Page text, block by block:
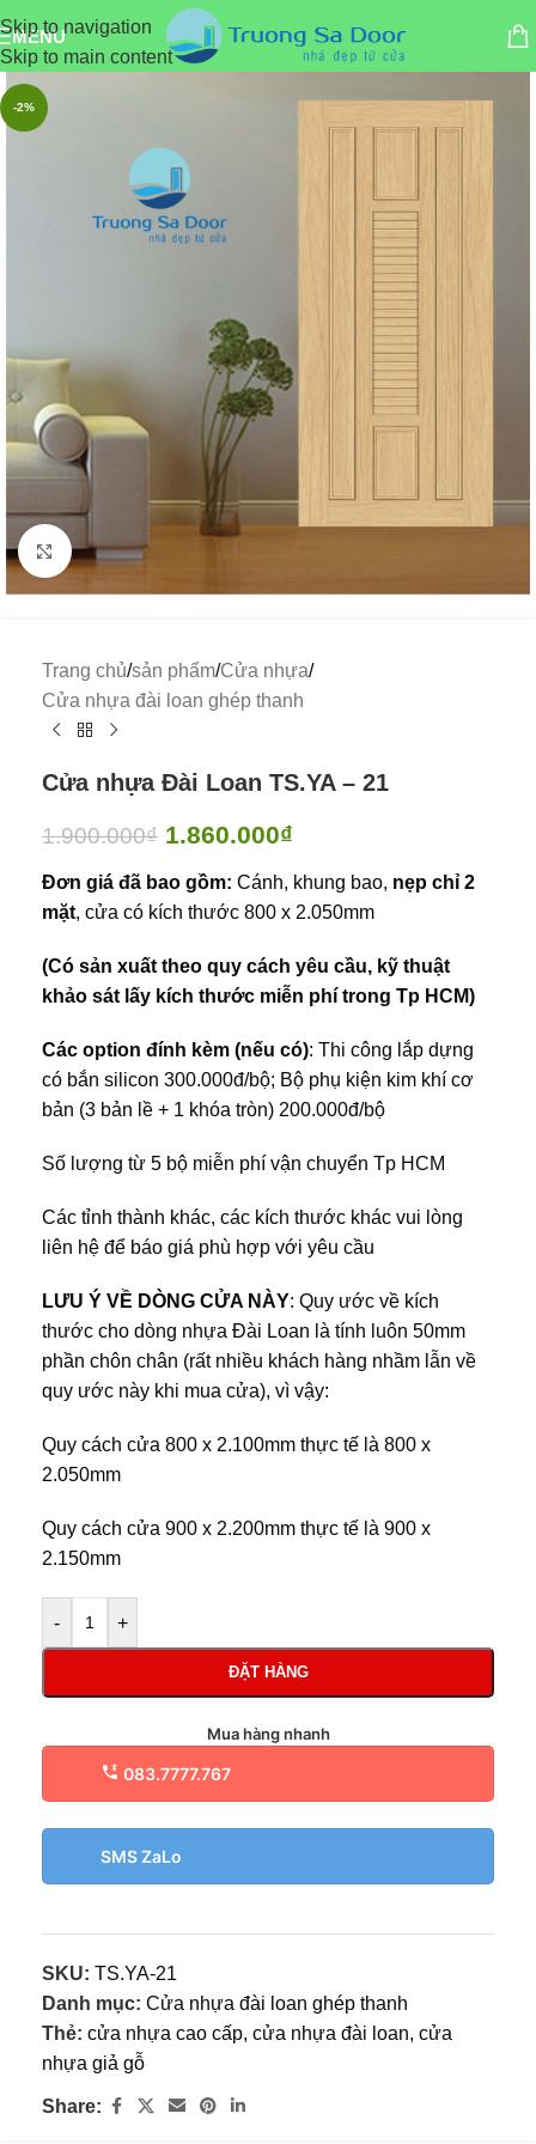
Skip to navigation
Skip to main content
MENU
-2%
Click to enlarge
Trang chủ/sản phẩm/Cửa nhựa/
Cửa nhựa đài loan ghép thanh
Cửa nhựa Đài Loan TS.YA – 21
1.900.000₫ 1.860.000₫
Đơn giá đã bao gồm: Cánh, khung bao, nẹp chỉ 2
mặt, cửa có kích thước 800 x 2.050mm
(Có sản xuất theo quy cách yêu cầu, kỹ thuật
khảo sát lấy kích thước miễn phí trong Tp HCM)
Các option đính kèm (nếu có): Thi công lắp dựng
có bắn silicon 300.000đ/bộ; Bộ phụ kiện kim khí cơ
bản (3 bản lề + 1 khóa tròn) 200.000đ/bộ
Số lượng từ 5 bộ miễn phí vận chuyển Tp HCM
Các tỉnh thành khác, các kích thước khác vui lòng
liên hệ để báo giá phù hợp với yêu cầu
LƯU Ý VỀ DÒNG CỬA NÀY: Quy ước về kích
thước cho dòng nhựa Đài Loan là tính luôn 50mm
phần chôn chân (rất nhiều khách hàng nhầm lẫn về
quy ước này khi mua cửa), vì vậy:
Quy cách cửa 800 x 2.100mm thực tế là 800 x
2.050mm
Quy cách cửa 900 x 2.200mm thực tế là 900 x
2.150mm
- +
ĐẶT HÀNG
Mua hàng nhanh
083.7777.767
SMS ZaLo
SKU: TS.YA-21
Danh mục: Cửa nhựa đài loan ghép thanh
Thẻ: cửa nhựa cao cấp, cửa nhựa đài loan, cửa
nhựa giả gỗ
Share: